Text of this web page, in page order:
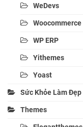
WeDevs
Woocommerce
WP ERP
Yithemes
Yoast
Sức Khỏe Làm Đẹp
Themes